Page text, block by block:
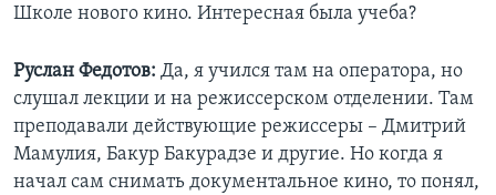
Школе нового кино. Интересная была учеба?
Руслан Федотов: Да, я учился там на оператора, но
слушал лекции и на режиссерском отделении. Там
преподавали действующие режиссеры – Дмитрий
Мамулия, Бакур Бакурадзе и другие. Но когда я
начал сам снимать документальное кино, то понял,